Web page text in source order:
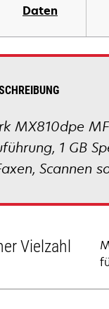
Daten
MX810dpe
1 GB
Scannen
Vielzahl